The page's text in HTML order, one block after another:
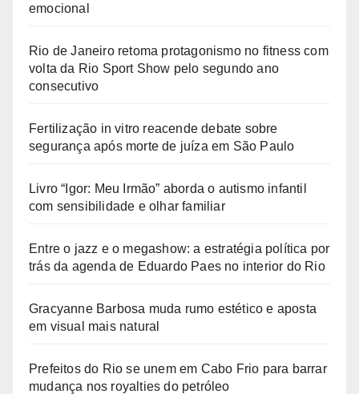
emocional
Rio de Janeiro retoma protagonismo no fitness com
volta da Rio Sport Show pelo segundo ano
consecutivo
Fertilização in vitro reacende debate sobre
segurança após morte de juíza em São Paulo
Livro “Igor: Meu Irmão” aborda o autismo infantil
com sensibilidade e olhar familiar
Entre o jazz e o megashow: a estratégia política por
trás da agenda de Eduardo Paes no interior do Rio
Gracyanne Barbosa muda rumo estético e aposta
em visual mais natural
Prefeitos do Rio se unem em Cabo Frio para barrar
mudança nos royalties do petróleo